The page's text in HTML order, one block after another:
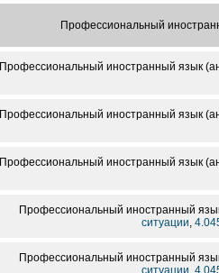
Профессиональный
Профессиональный иностранный язык
Профессиональный иностранный язык
Профессиональный иностранный язык
Профессиональный иностранный
ситуации,
Профессиональный иностранный